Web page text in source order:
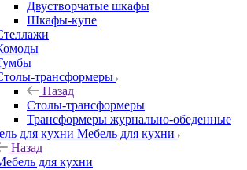
Двустворчатые шкафы
Шкафы-купе
трансформеры
Назад
Столы-трансформеры
Трансформеры журнально-обеденные
Мебель для кухни
Назад
для кухни